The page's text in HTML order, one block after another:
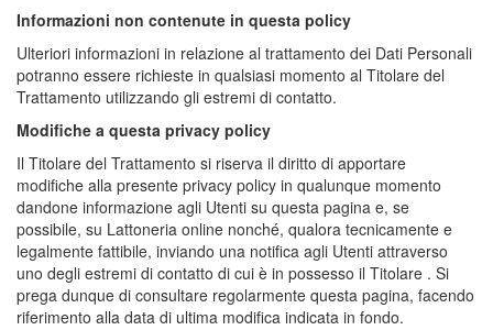
Informazioni non contenute in questa policy
Ulteriori informazioni in relazione al trattamento dei Dati Personali
potranno essere richieste in qualsiasi momento al Titolare del
Trattamento utilizzando gli estremi di contatto.
Modifiche a questa privacy policy
Il Titolare del Trattamento si riserva il diritto di apportare
modifiche alla presente privacy policy in qualunque momento
dandone informazione agli Utenti su questa pagina e, se
possibile, su Lattoneria online nonché, qualora tecnicamente e
legalmente fattibile, inviando una notifica agli Utenti attraverso
uno degli estremi di contatto di cui è in possesso il Titolare . Si
prega dunque di consultare regolarmente questa pagina, facendo
riferimento alla data di ultima modifica indicata in fondo.